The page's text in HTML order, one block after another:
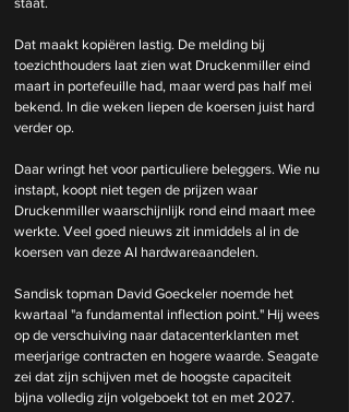
Dat maakt kopiëren lastig. De melding bij
toezichthouders laat zien wat Druckenmiller eind
maart in portefeuille had, maar werd pas half mei
bekend. In die weken liepen de koersen juist hard
verder op.
Daar wringt het voor particuliere beleggers. Wie nu
instapt, koopt niet tegen de prijzen waar
Druckenmiller waarschijnlijk rond eind maart mee
werkte. Veel goed nieuws zit inmiddels al in de
koersen van deze AI hardwareaandelen.
Sandisk topman David Goeckeler noemde het
kwartaal "a fundamental inflection point." Hij wees
op de verschuiving naar datacenterklanten met
meerjarige contracten en hogere waarde. Seagate
zei dat zijn schijven met de hoogste capaciteit
bijna volledig zijn volgeboekt tot en met 2027.